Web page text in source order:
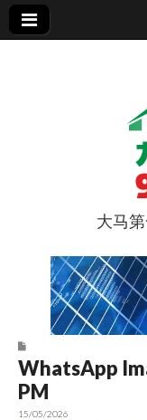
9点股
大马
WhatsApp
PM
15/05/2026